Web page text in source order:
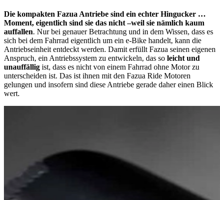
Die kompakten Fazua Antriebe sind ein echter Hingucker …
Moment, eigentlich sind sie das nicht –weil sie nämlich kaum
auffallen. Nur bei genauer Betrachtung und in dem Wissen, dass es
sich bei dem Fahrrad eigentlich um ein e-Bike handelt, kann die
Antriebseinheit entdeckt werden. Damit erfüllt Fazua seinen eigenen
Anspruch, ein Antriebssystem zu entwickeln, das so leicht und
unauffällig ist, dass es nicht von einem Fahrrad ohne Motor zu
unterscheiden ist. Das ist ihnen mit den Fazua Ride Motoren
gelungen und insofern sind diese Antriebe gerade daher einen Blick
wert.